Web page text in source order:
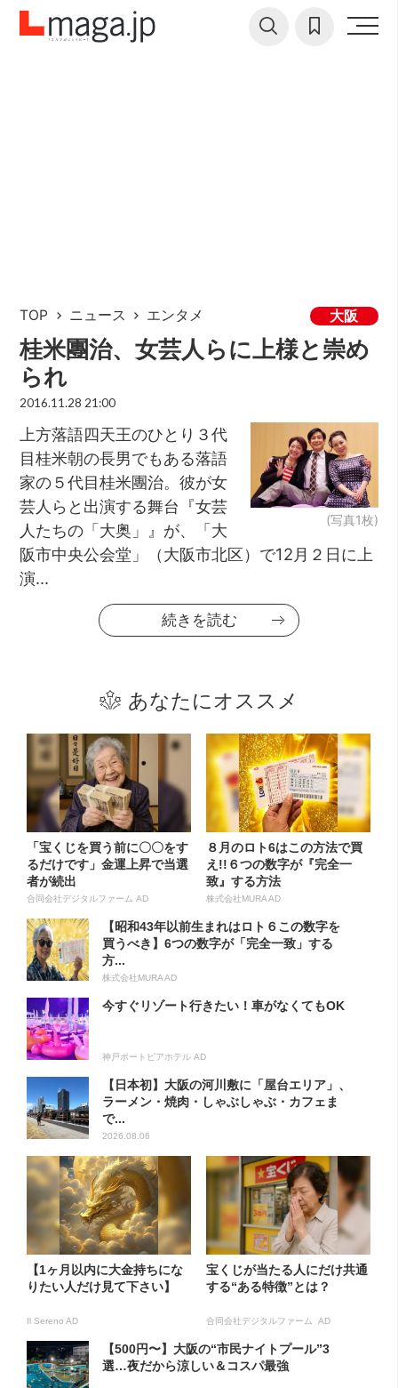
TOP ニュース エンタメ 大阪
桂米團治、女芸人らに上様と崇め
られ
2016.11.28 21:00
(写真1枚)
上方落語四天王のひとり３代
目桂米朝の長男でもある落語
家の５代目桂米團治。彼が女
芸人らと出演する舞台『女芸
人たちの「大奥」』が、「大
阪市中央公会堂」（大阪市北区）で12月２日に上
演...
続きを読む
あなたにオススメ
「宝くじを買う前に〇〇をす
るだけです」金運上昇で当選
者が続出
合同会社デジタルファーム AD
８月のロト6はこの方法で買
え!!６つの数字が『完全一
致』する方法
株式会社MURA AD
【昭和43年以前生まれはロト６この数字を
買うべき】6つの数字が「完全一致」する
方...
株式会社MURA AD
今すぐリゾート行きたい！車がなくてもOK
神戸ポートピアホテル AD
【日本初】大阪の河川敷に「屋台エリア」、
ラーメン・焼肉・しゃぶしゃぶ・カフェま
で...
2026.08.06
【1ヶ月以内に大金持ちにな
りたい人だけ見て下さい】
Il Sereno AD
宝くじが当たる人にだけ共通
する“ある特徴”とは？
合同会社デジタルファーム AD
【500円〜】大阪の“市民ナイトプール”3
選…夜だから涼しい＆コスパ最強